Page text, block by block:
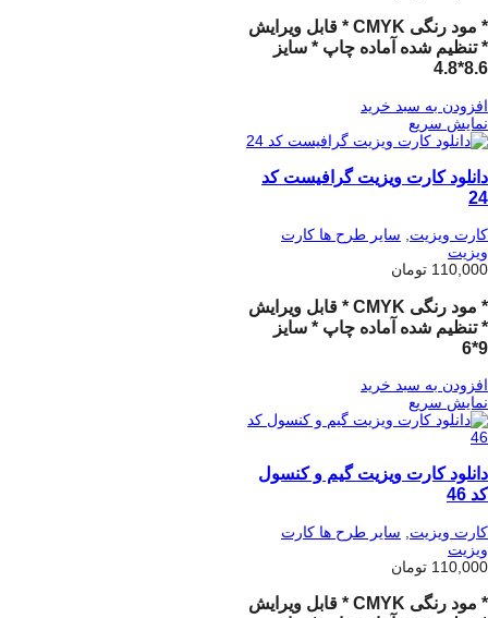
* مود رنگی CMYK * قابل ویرایش
* تنظیم شده آماده چاپ * سایز
8.6*4.8
افزودن به سبد خرید
نمایش سریع
دانلود کارت ویزیت گرافیست کد
24
کارت ویزیت, سایر طرح ها کارت
ویزیت
110,000 تومان
* مود رنگی CMYK * قابل ویرایش
* تنظیم شده آماده چاپ * سایز
9*6
افزودن به سبد خرید
نمایش سریع
دانلود کارت ویزیت گیم و کنسول
کد 46
کارت ویزیت
سایر طرح ها کارت
ویزیت
110,000 تومان
* مود رنگی CMYK * قابل ویرایش